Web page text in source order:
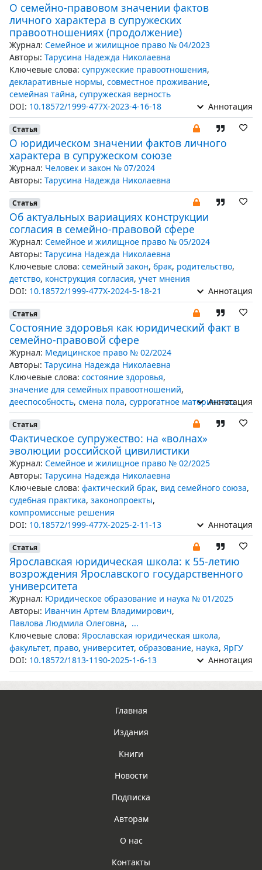
О семейно-правовом значении фактов
личного характера в супружеских
правоотношениях (продолжение)
Журнал: Семейное и жилищное право № 04/2023
Авторы: Тарусина Надежда Николаевна
Ключевые слова: супружеские правоотношения,
декларативные нормы, совместное проживание,
семейная тайна, супружеская верность
DOI: 10.18572/1999-477X-2023-4-16-18 Аннотация
Статья
О юридическом значении фактов личного
характера в супружеском союзе
Журнал: Человек и закон № 07/2024
Авторы: Тарусина Надежда Николаевна
Статья
Об актуальных вариациях конструкции
согласия в семейно-правовой сфере
Журнал: Семейное и жилищное право № 05/2024
Авторы: Тарусина Надежда Николаевна
Ключевые слова: семейный закон, брак, родительство,
детство, конструкция согласия, учет мнения
DOI: 10.18572/1999-477X-2024-5-18-21 Аннотация
Статья
Состояние здоровья как юридический факт в
семейно-правовой сфере
Журнал: Медицинское право № 02/2024
Авторы: Тарусина Надежда Николаевна
Ключевые слова: состояние здоровья,
значение для семейных правоотношений,
дееспособность, смена пола, суррогатное материнство
Аннотация
Статья
Фактическое супружество: на «волнах»
эволюции российской цивилистики
Журнал: Семейное и жилищное право № 02/2025
Авторы: Тарусина Надежда Николаевна
Ключевые слова: фактический брак, вид семейного союза,
судебная практика, законопроекты,
компромиссные решения
DOI: 10.18572/1999-477X-2025-2-11-13 Аннотация
Статья
Ярославская юридическая школа: к 55-летию
возрождения Ярославского государственного
университета
Журнал: Юридическое образование и наука № 01/2025
Авторы: Иванчин Артем Владимирович,
Павлова Людмила Олеговна, ...
Ключевые слова: Ярославская юридическая школа,
факультет, право, университет, образование, наука, ЯрГУ
DOI: 10.18572/1813-1190-2025-1-6-13 Аннотация
Главная
Издания
Книги
Новости
Подписка
Авторам
О нас
Контакты